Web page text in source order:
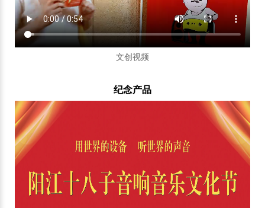
文创视频
纪念产品